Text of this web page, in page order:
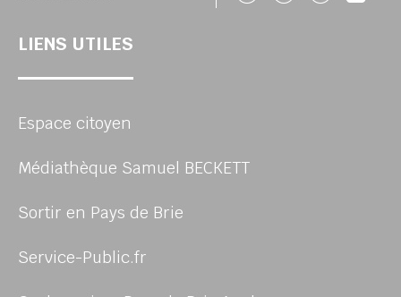
LIENS UTILES
Espace citoyen
Médiathèque Samuel BECKETT
Sortir en Pays de Brie
Service-Public.fr